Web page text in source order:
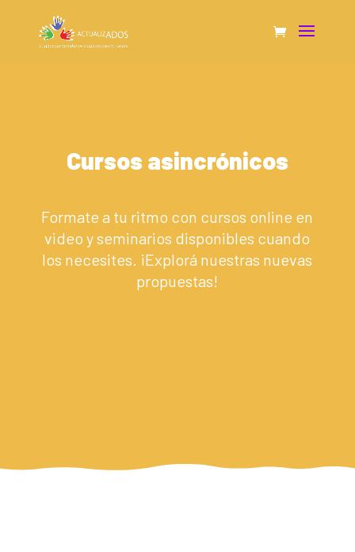
Cursos asincrónicos
Formate a tu ritmo con cursos online en
video y seminarios disponibles cuando
los necesites. ¡Explorá nuestras nuevas
propuestas!